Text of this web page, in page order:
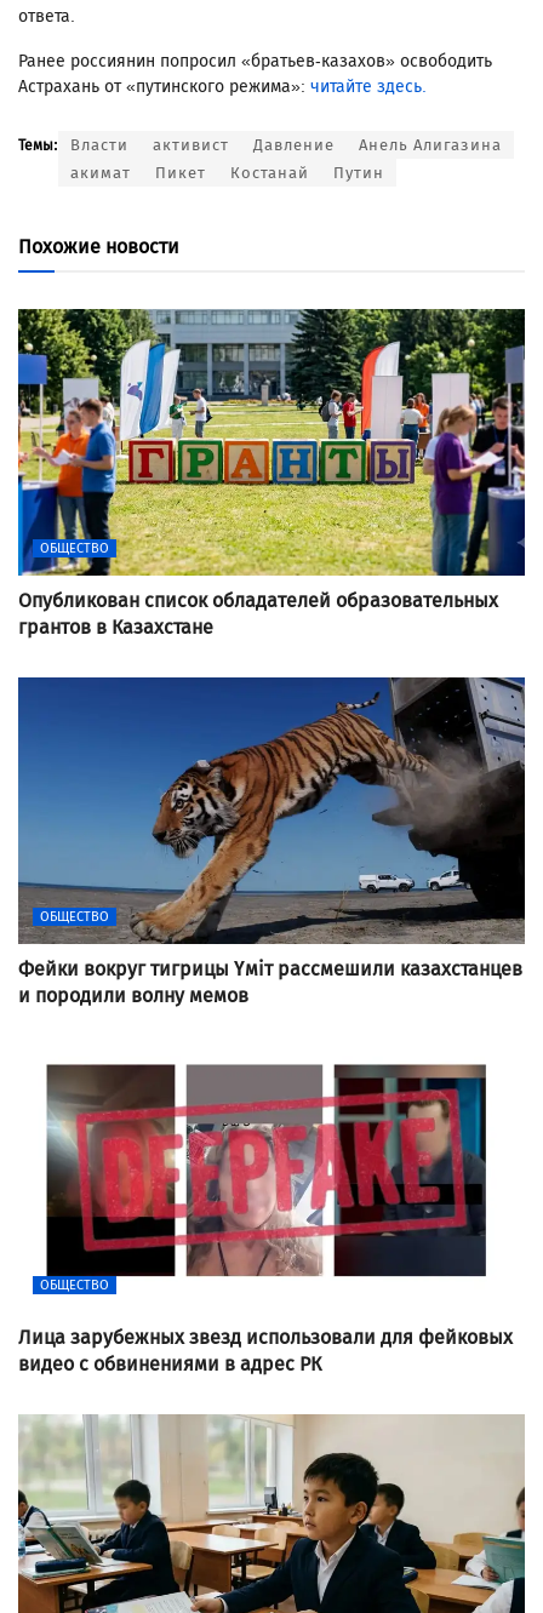
ответа.
Ранее россиянин попросил «братьев-казахов» освободить
Астрахань от «путинского режима»: читайте здесь.
Темы: Власти активист Давление
Анель Алигазина
акимат
Пикет Костанай Путин
Похожие новости
ОБЩЕСТВО
Опубликован список обладателей образовательных
грантов в Казахстане
ОБЩЕСТВО
Фейки вокруг тигрицы Үміт рассмешили казахстанцев
и породили волну мемов
ОБЩЕСТВО
Лица зарубежных звезд использовали для фейковых
видео с обвинениями в адрес РК